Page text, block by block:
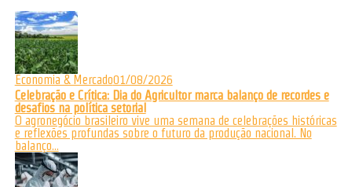
Economia & Mercado01/08/2026
Celebração e Crítica: Dia do Agricultor marca balanço de recordes e
desafios na política setorial
O agronegócio brasileiro vive uma semana de celebrações históricas
e reflexões profundas sobre o futuro da produção nacional. No
balanço...